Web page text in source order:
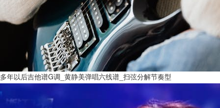
多年以后吉他谱G调_黄静美弹唱六线谱_扫弦分解节奏型